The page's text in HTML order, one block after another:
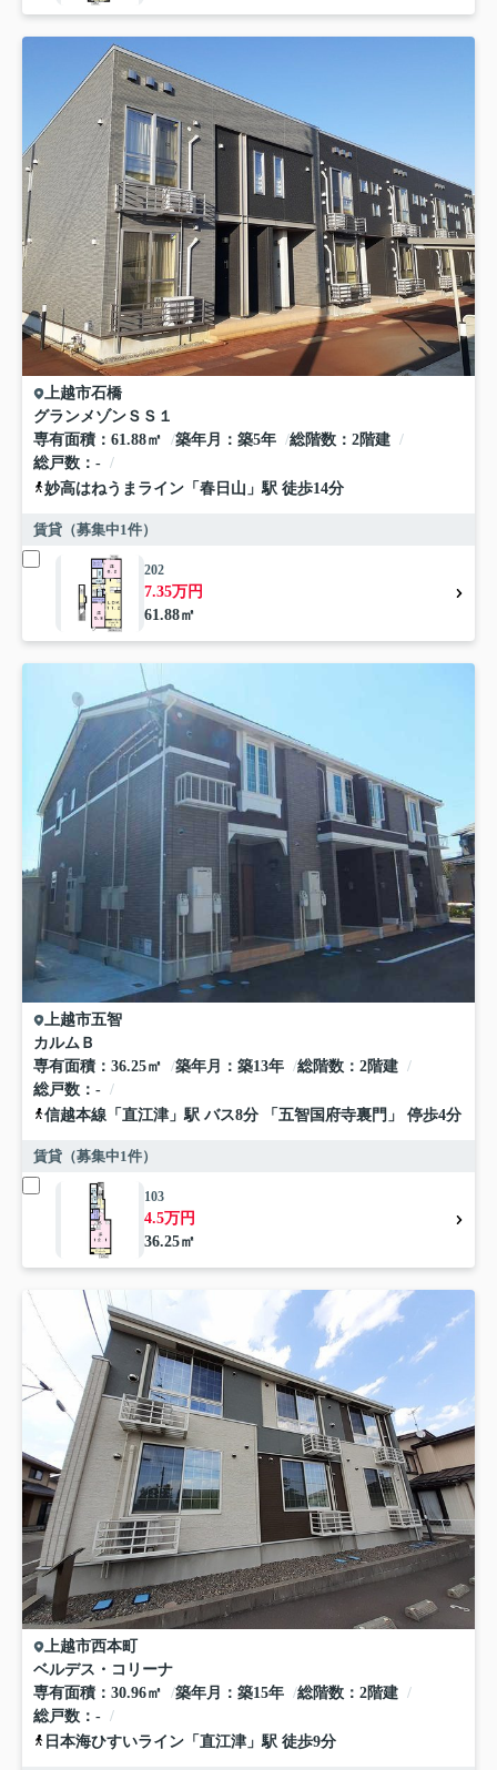
上越市石橋
グランメゾンＳＳ１
専有面積
61.88㎡ 築年月 築5年 総階数
2階建
総戸数
-
妙高はねうまライン 「 春日山 」駅 徒歩14分
賃貸（募集中1件）
202
7.35万円
61.88㎡
上越市五智
カルムＢ
専有面積
36.25㎡ 築年月 築13年 総階数
2階建
総戸数
-
信越本線 「 直江津 」駅 バス8分 「五智国府寺裏門」 停歩4分
賃貸（募集中1件）
103
4.5万円
36.25㎡
上越市西本町
ベルデス・コリーナ
専有面積
30.96㎡ 築年月 築15年 総階数
2階建
総戸数
-
日本海ひすいライン 「 直江津 」駅 徒歩9分